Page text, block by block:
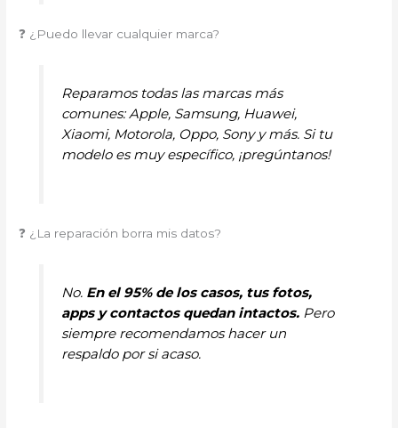
❓ ¿Puedo llevar cualquier marca?
Reparamos todas las marcas más
comunes: Apple, Samsung, Huawei,
Xiaomi, Motorola, Oppo, Sony y más. Si tu
modelo es muy específico, ¡pregúntanos!
❓ ¿La reparación borra mis datos?
No. En el 95% de los casos, tus fotos,
apps y contactos quedan intactos.Pero
siempre recomendamos hacer un
respaldo por si acaso.